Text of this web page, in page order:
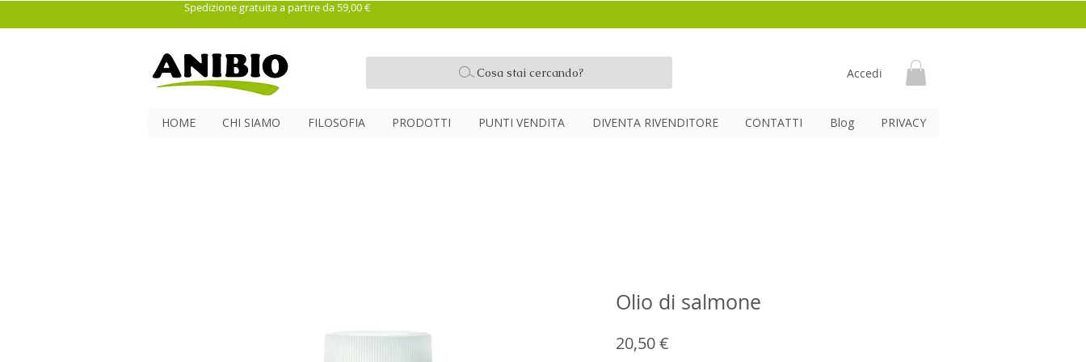
Spedizione gratuita a partire da 59,00 €
Cosa stai cercando? Accedi
HOME CHI SIAMO FILOSOFIA PRODOTTI PUNTI VENDITA DIVENTA RIVENDITORE CONTATTI Blog PRIVACY
Olio di salmone
20,50 €